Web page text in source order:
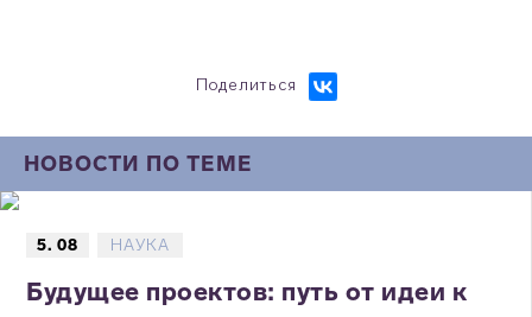
Поделиться
НОВОСТИ ПО ТЕМЕ
5. 08 НАУКА
Будущее проектов: путь от идеи к